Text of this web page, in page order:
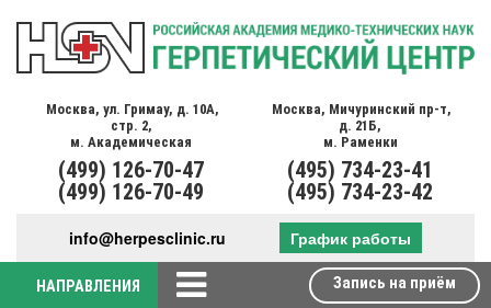
Москва, ул. Гримау, д. 10А,
стр. 2,
м. Академическая
(499) 126-70-47
(499) 126-70-49
Москва, Мичуринский пр-т,
д. 21Б,
м. Раменки
(495) 734-23-41
(495) 734-23-42
info@herpesclinic.ru График работы
НАПРАВЛЕНИЯ Запись на приём